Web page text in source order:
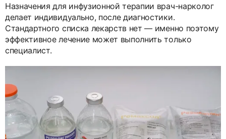
Назначения для инфузионной терапии врач-нарколог
делает индивидуально, после диагностики.
Стандартного списка лекарств нет — именно поэтому
эффективное лечение может выполнить только
специалист.